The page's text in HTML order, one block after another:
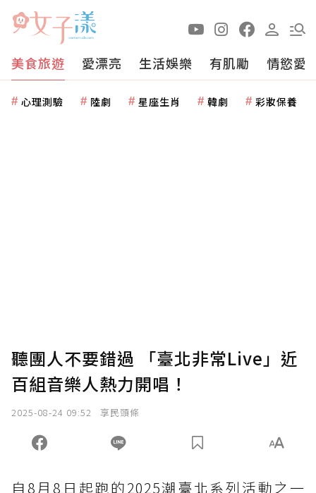
美食旅遊 愛漂亮 生活娛樂 有肌勵 情慾愛
心理測驗 陸劇 星座生肖 韓劇 彩妝保養
聽團人不要錯過 「臺北非常Live」近
百組音樂人熱力開唱！
2025-08-24 09:52 享民頭條
自8月8日起跑的2025潮臺北系列活動之一